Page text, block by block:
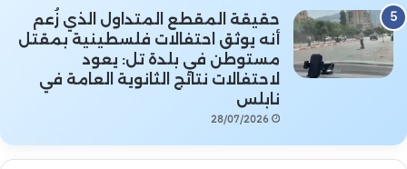
حقيقة المقطع المتداول الذي زُعم
أنه يوثق احتفالات فلسطينية بمقتل
مستوطن في بلدة تل: يعود
لاحتفالات نتائج الثانوية العامة في
نابلس
28/07/2026